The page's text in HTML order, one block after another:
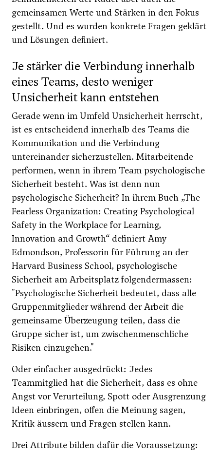
gemeinsamen Werte und Stärken in den Fokus
gestellt. Und es wurden konkrete Fragen geklärt
und Lösungen definiert.
Je stärker die Verbindung innerhalb
eines Teams, desto weniger
Unsicherheit kann entstehen
Gerade wenn im Umfeld Unsicherheit herrscht,
ist es entscheidend innerhalb des Teams die
Kommunikation und die Verbindung
untereinander sicherzustellen. Mitarbeitende
performen, wenn in ihrem Team psychologische
Sicherheit besteht. Was ist denn nun
psychologische Sicherheit? In ihrem Buch „The
Fearless Organization: Creating Psychological
Safety in the Workplace for Learning,
Innovation and Growth“ definiert Amy
Edmondson, Professorin für Führung an der
Harvard Business School, psychologische
Sicherheit am Arbeitsplatz folgendermassen:
"Psychologische Sicherheit bedeutet, dass alle
Gruppenmitglieder während der Arbeit die
gemeinsame Überzeugung teilen, dass die
Gruppe sicher ist, um zwischenmenschliche
Risiken einzugehen."
Oder einfacher ausgedrückt: Jedes
Teammitglied hat die Sicherheit, dass es ohne
Angst vor Verurteilung, Spott oder Ausgrenzung
Ideen einbringen, offen die Meinung sagen,
Kritik äussern und Fragen stellen kann.
Drei Attribute bilden dafür die Voraussetzung: